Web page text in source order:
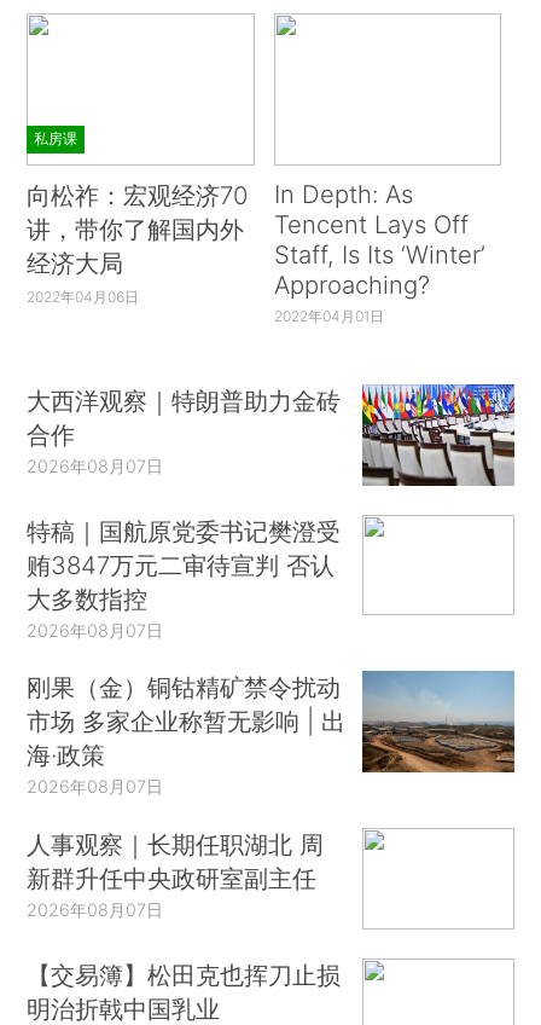
私房课
向松祚：宏观经济70
讲，带你了解国内外
经济大局
2022年04月06日
In Depth: As
Tencent Lays Off
Staff, Is Its ‘Winter’
Approaching?
2022年04月01日
大西洋观察｜特朗普助力金砖
合作
2026年08月07日
特稿｜国航原党委书记樊澄受
贿3847万元二审待宣判 否认
大多数指控
2026年08月07日
刚果（金）铜钴精矿禁令扰动
市场 多家企业称暂无影响 | 出
海·政策
2026年08月07日
人事观察｜长期任职湖北 周
新群升任中央政研室副主任
2026年08月07日
【交易簿】松田克也挥刀止损
明治折戟中国乳业